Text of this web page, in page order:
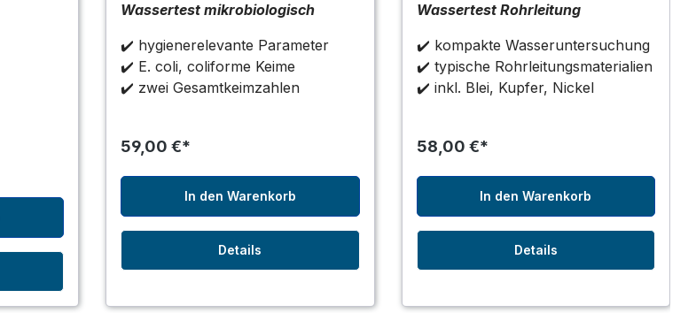
Wassertest mikrobiologisch
✔️ hygienerelevante Parameter
✔️ E. coli, coliforme Keime
✔️ zwei Gesamtkeimzahlen
59,00 €*
In den Warenkorb
Details
Wassertest Rohrleitung
✔️ kompakte Wasseruntersuchung
✔️ typische Rohrleitungsmaterialien
✔️ inkl. Blei, Kupfer, Nickel
58,00 €*
In den Warenkorb
Details